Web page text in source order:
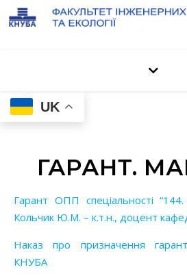
UK
ГАРАНТ.
Гарант ОПП спеціальності “144. Теплоенергетика” –
Кольчик Ю.М. – к.т.н., доцент
Наказ про призначення
КНУБА